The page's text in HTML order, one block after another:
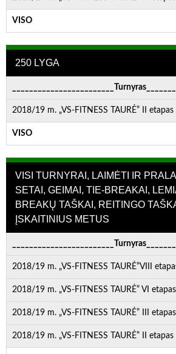
VISO
250 LYGA
2018/19 m. „VS-FITNESS TAURĖ” II etapas
VISO
VISI TURNYRAI, LAIMĖTI IR
SETAI, GEIMAI, TIE-BREAKAI,
BREAKŲ TAŠKAI, REITINGO
ĮSKAITINIUS METUS
2018/19 m. „VS-FITNESS TAURĖ”VIII
2018/19 m. „VS-FITNESS TAURĖ” VI etapas
2018/19 m. „VS-FITNESS TAURĖ” III etapas
2018/19 m. „VS-FITNESS TAURĖ” II etapas